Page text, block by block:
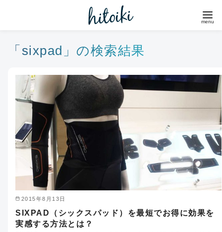
「sixpad」の検索結果
2015年8月13日
SIXPAD（シックスパッド）を最短でお得に効果を
実感する方法とは？